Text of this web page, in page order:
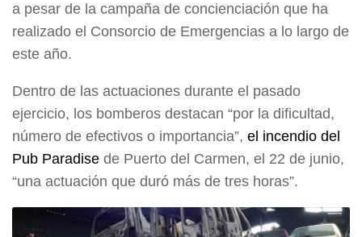
a pesar de la campaña de concienciación que ha
realizado el Consorcio de Emergencias a lo largo de
este año.
Dentro de las actuaciones durante el pasado
ejercicio, los bomberos destacan “por la dificultad,
número de efectivos o importancia”, el incendio del
Pub Paradise de Puerto del Carmen, el 22 de junio,
“una actuación que duró más de tres horas”.